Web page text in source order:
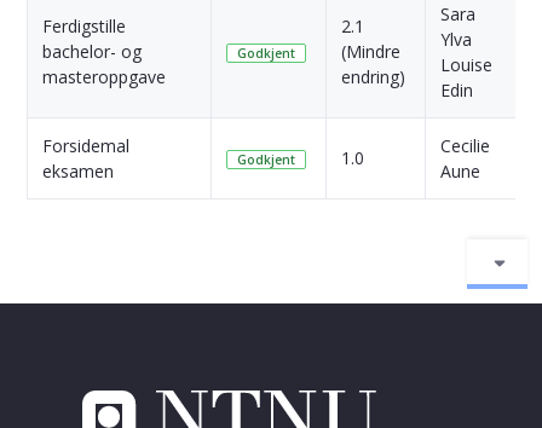
Ferdigstille
bachelor- og
masteroppgave
Godkjent
2.1
(Mindre
endring)
Sara
Ylva
Louise
Edin
Forsidemal
eksamen
Godkjent 1.0
Cecilie
Aune